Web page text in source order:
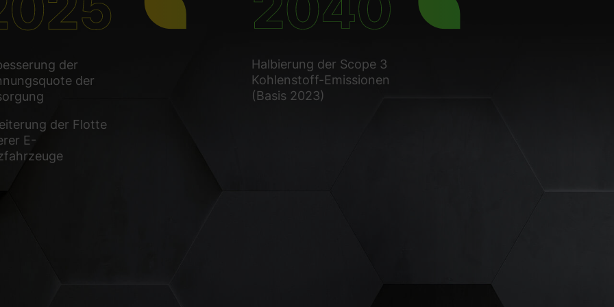
der
der
der Flotte
E-
Halbierung der Scope 3
Kohlenstoff-Emissionen
(Basis 2023)